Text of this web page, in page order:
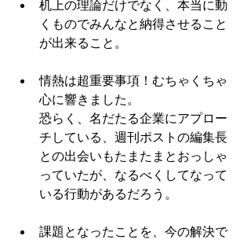
机上の理論だけでなく、本当に動
くものでみんなと納得させること
が出来ること。
情熱は超重要事項！むちゃくちゃ
心に響きました。
恐らく、名だたる企業にアプロー
チしている、週刊ポストの編集長
との出会いもたまたまとおっしゃ
っていたが、なるべくしてなって
いる行動があるだろう。
課題となったことを、今の解決で